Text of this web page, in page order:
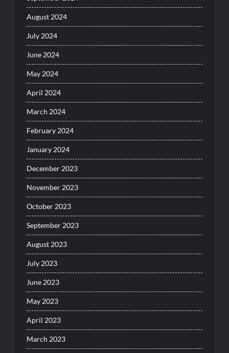
August 2024
July 2024
June 2024
May 2024
April 2024
March 2024
February 2024
January 2024
December 2023
November 2023
October 2023
September 2023
August 2023
July 2023
June 2023
May 2023
April 2023
March 2023